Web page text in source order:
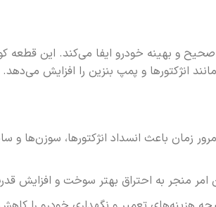
و بهینه خودرو ایفا می‌کند. این قطعه
انژکتورها و پمپ بنزین را افزایش می‌دهد.
زمان باعث انسداد انژکتورها،
امر منجر به احتراق بهتر سوخت و افزایش